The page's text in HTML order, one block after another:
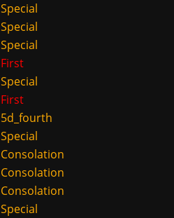
Special
Special
Special
First
Special
First
5d_fourth
Special
Consolation
Consolation
Consolation
Special